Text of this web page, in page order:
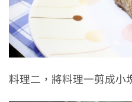
料理二，將料理一剪成小